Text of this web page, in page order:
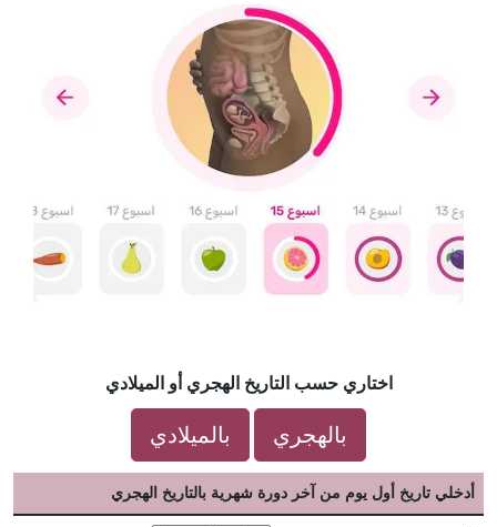
اختاري حسب التاريخ الهجري أو الميلادي
بالهجري بالميلادي
أدخلي تاريخ أول يوم من آخر دورة شهرية بالتاريخ الهجري